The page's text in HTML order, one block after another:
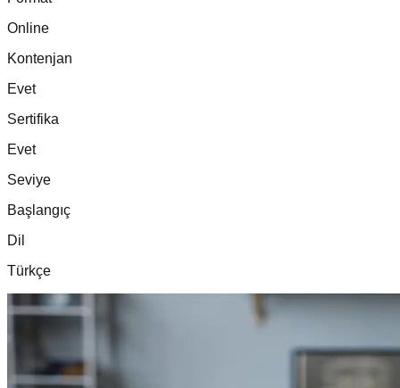
Online
Kontenjan
Evet
Sertifika
Evet
Seviye
Başlangıç
Dil
Türkçe